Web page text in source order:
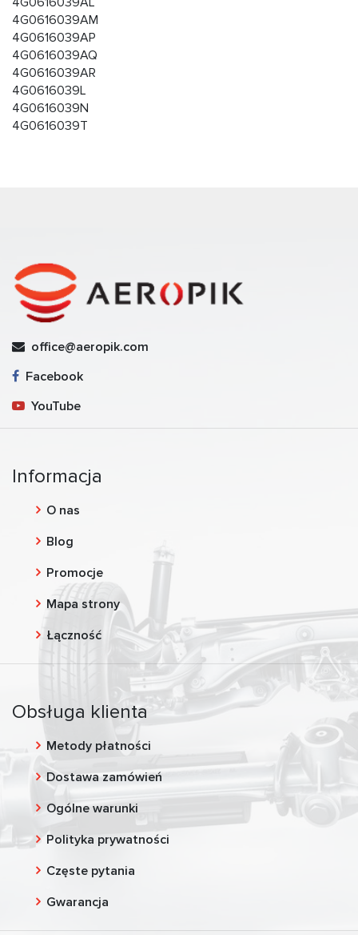
4G0616039AM
4G0616039AP
4G0616039AQ
4G0616039AR
4G0616039L
4G0616039N
4G0616039T
office@aeropik.com
Facebook
YouTube
Informacja
O nas
Blog
Promocje
Mapa strony
Łączność
Obsługa klienta
Metody płatności
Dostawa zamówień
Ogólne warunki
Polityka prywatności
Częste pytania
Gwarancja